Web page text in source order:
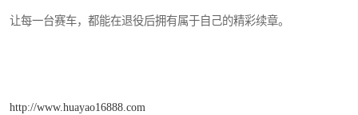
让每一台赛车，都能在退役后拥有属于自己的精彩续章。
http://www.huayao16888.com